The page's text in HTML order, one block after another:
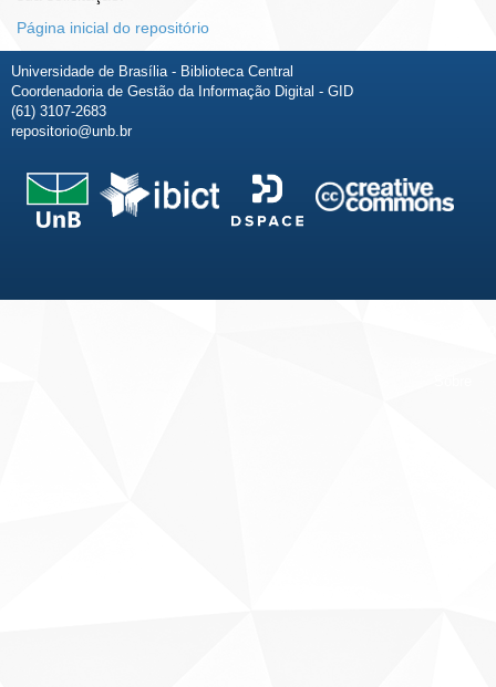
Página inicial do repositório
Universidade de Brasília - Biblioteca Central
Coordenadoria de Gestão da Informação Digital - GID
(61) 3107-2683
repositorio@unb.br